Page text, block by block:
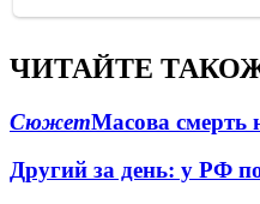
ЧИТАЙТЕ
СюжетМасова смерть
Другий за день: у РФ